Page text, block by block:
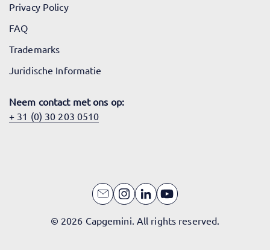
Privacy Policy
FAQ
Trademarks
Juridische Informatie
Neem contact met ons op:
+ 31 (0) 30 203 0510
© 2026 Capgemini. All rights reserved.